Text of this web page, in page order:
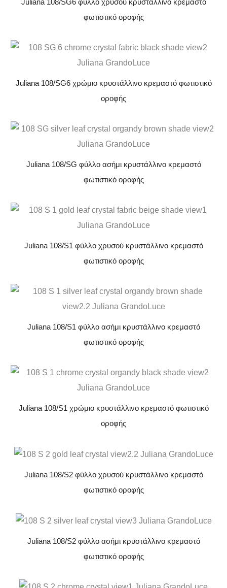
Juliana 108/SG6 φύλλο χρυσού κρυστάλλινο κρεμαστό
φωτιστικό οροφής
Juliana 108/SG6 χρώμιο κρυστάλλινο κρεμαστό φωτιστικό
οροφής
Juliana 108/SG φύλλο ασήμι κρυστάλλινο κρεμαστό
φωτιστικό οροφής
Juliana 108/S1 φύλλο χρυσού κρυστάλλινο κρεμαστό
φωτιστικό οροφής
Juliana 108/S1 φύλλο ασήμι κρυστάλλινο κρεμαστό
φωτιστικό οροφής
Juliana 108/S1 χρώμιο κρυστάλλινο κρεμαστό φωτιστικό
οροφής
Juliana 108/S2 φύλλο χρυσού κρυστάλλινο κρεμαστό
φωτιστικό οροφής
Juliana 108/S2 φύλλο ασήμι κρυστάλλινο κρεμαστό
φωτιστικό οροφής